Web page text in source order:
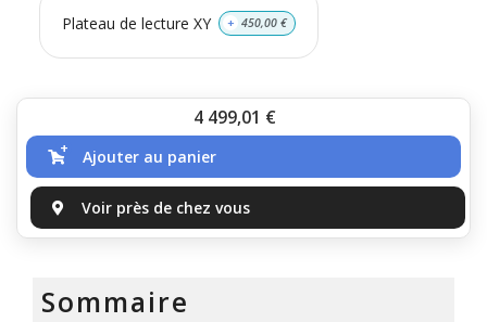
Plateau de lecture XY + 450,00 €
Prix
4 499,01 €
Ajouter au panier
Voir près de chez vous
Sommaire